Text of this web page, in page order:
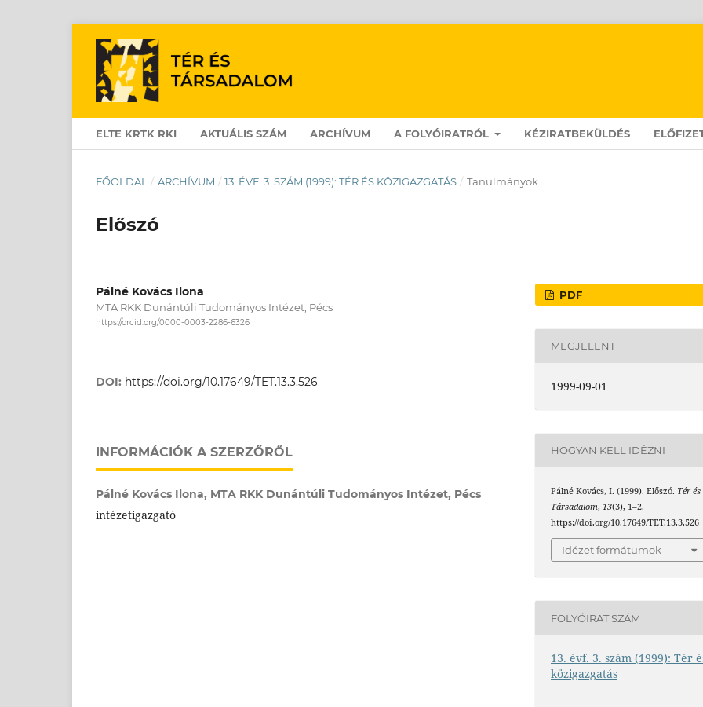
ELTE KRTK RKI AKTUÁLIS SZÁM ARCHÍVUM A FOLYÓIRATRÓL KÉZIRATBEKÜLDÉS
FŐOLDAL / ARCHÍVUM / 13. ÉVF. 3. SZÁM (1999): TÉR ÉS KÖZIGAZGATÁS / Tanulmányok
Előszó
Pálné Kovács Ilona
MTA RKK Dunántúli Tudományos Intézet, Pécs
https://orcid.org/0000-0003-2286-6326
DOI: https://doi.org/10.17649/TET.13.3.526
INFORMÁCIÓK A SZERZŐRŐL
Pálné Kovács Ilona, MTA RKK Dunántúli Tudományos Intézet, Pécs
intézetigazgató
PDF
MEGJELENT
1999-09-01
HOGYAN KELL IDÉZNI
Pálné Kovács, I. (1999). Előszó. Tér és
Társadalom,13(3), 1–2.
https://doi.org/10.17649/TET.13.3.526
Idézet formátumok
FOLYÓIRAT SZÁM
13. évf. 3. szám (1999): Tér
közigazgatás